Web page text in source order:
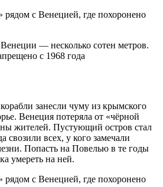
— несколько сотен метров.
с 1968 года
занесли чуму из крымского
Венеция потеряла от «чёрной
жителей. Пустующий остров стал
свозили всех, у кого замечали
Попасть на Повелью в те годы
умереть на ней.